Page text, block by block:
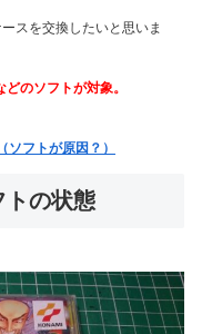
スを交換したいと思いま
のソフトが対象。
フトが原因？）
トの状態